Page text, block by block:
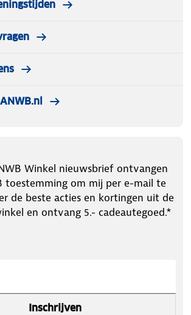
Winkel nieuwsbrief ontvangen
toestemming om mij per e-mail te
de beste acties en kortingen uit de
en ontvang 5.- cadeautegoed.*
Inschrijven